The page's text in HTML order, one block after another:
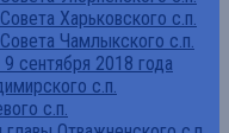
Харьковского с.п.
Чамлыкского с.п.
сентября 2018 года
с.п.
с.п.